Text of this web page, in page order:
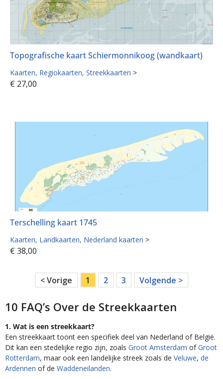
Topografische kaart Schiermonnikoog (wandkaart)
Kaarten Regiokaarten Streekkaarten >
€ 27,00
Terschelling kaart 1745
Kaarten Landkaarten Nederland kaarten >
€ 38,00
< Vorige 1 2 3 Volgende >
10 FAQ’s Over de Streekkaarten
1. Wat is een streekkaart?
Een streekkaart toont een specifiek deel van Nederland of België.
Dit kan een stedelijke regio zijn, zoals Groot Amsterdam ofGroot
Rotterdam, maar ook een landelijke streek zoals de Veluwe, de
Ardennen of de Waddeneilanden.